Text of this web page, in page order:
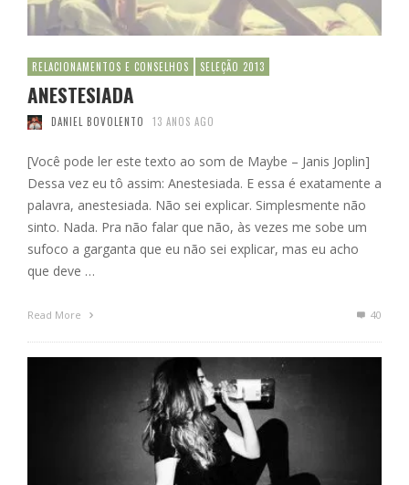
RELACIONAMENTOS E CONSELHOS SELEÇÃO 2013
ANESTESIADA
DANIEL BOVOLENTO 13 ANOS AGO
[Você pode ler este texto ao som de Maybe – Janis Joplin]
Dessa vez eu tô assim: Anestesiada. E essa é exatamente a
palavra, anestesiada. Não sei explicar. Simplesmente não
sinto. Nada. Pra não falar que não, às vezes me sobe um
sufoco a garganta que eu não sei explicar, mas eu acho
que deve …
Read More 40